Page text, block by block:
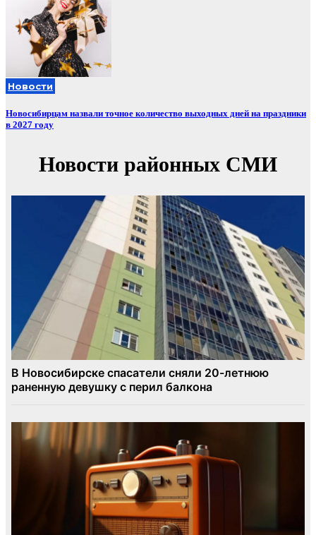
Новости
Новосибирцам назвали точное количество выходных дней на праздники
в 2027 году